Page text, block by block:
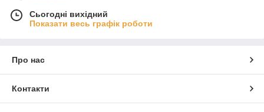
Сьогодні вихідний
Показати весь графік роботи
Про нас
Контакти